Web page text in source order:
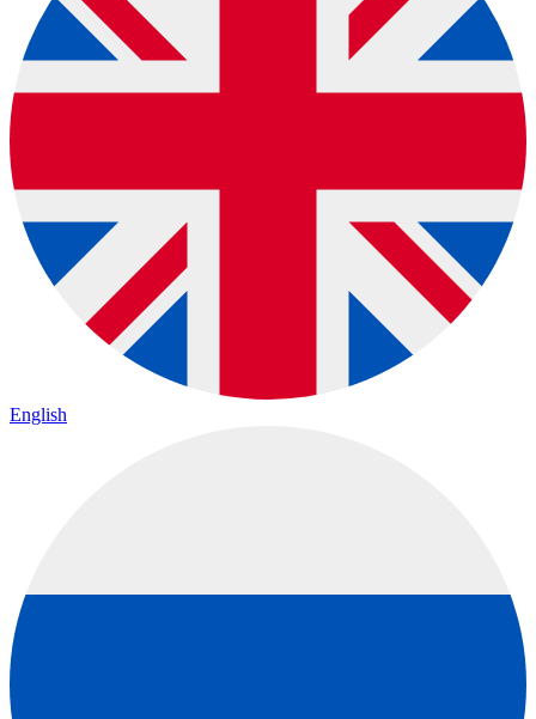
English